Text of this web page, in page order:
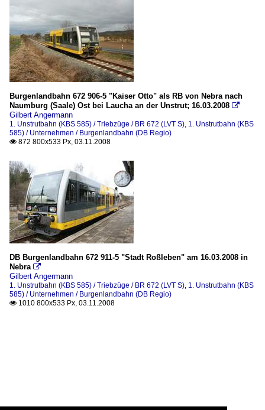
Burgenlandbahn 672 906-5 "Kaiser Otto" als RB von Nebra nach
Naumburg (Saale) Ost bei Laucha an der Unstrut; 16.03.2008 
Gilbert Angermann
1. Unstrutbahn (KBS 585) / Triebzüge / BR 672 (LVT S), 1. Unstrutbahn (KBS
585) / Unternehmen / Burgenlandbahn (DB Regio)
 872 800x533 Px, 03.11.2008
DB Burgenlandbahn 672 911-5 "Stadt Roßleben" am 16.03.2008 in
Nebra 
Gilbert Angermann
1. Unstrutbahn (KBS 585) / Triebzüge / BR 672 (LVT S), 1. Unstrutbahn (KBS
585) / Unternehmen / Burgenlandbahn (DB Regio)
 1010 800x533 Px, 03.11.2008